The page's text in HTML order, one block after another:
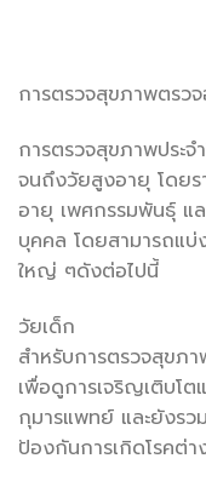
การตรวจสุขภาพตรวจ
การตรวจสุขภาพประ
จนถึงวัยสูงอายุ โดยร
อายุ เพศกรรมพันธุ์ แ
บุคคล โดยสามารถแบ่
ใหญ่ ๆดังต่อไปนี้
วัยเด็ก
สำหรับการตรวจสุขภา
เพื่อดูการเจริญเติบโต
กุมารแพทย์ และยังรว
ป้องกันการเกิดโรคต่